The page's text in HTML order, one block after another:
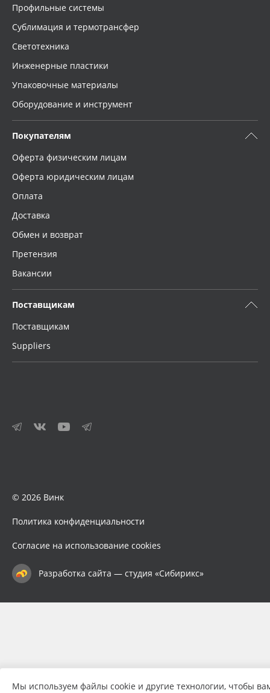
Профильные системы
Сублимация и термотрансфер
Светотехника
Инженерные пластики
Упаковочные материалы
Оборудование и инструмент
Покупателям
Оферта физическим лицам
Оферта юридическим лицам
Оплата
Доставка
Обмен и возврат
Претензия
Вакансии
Поставщикам
Поставщикам
Suppliers
© 2026 Винк
Политика конфиденциальности
Согласие на использование cookies
Разработка сайта — студия «Сибирикс»
Мы используем файлы cookie и другие технологии, чтобы